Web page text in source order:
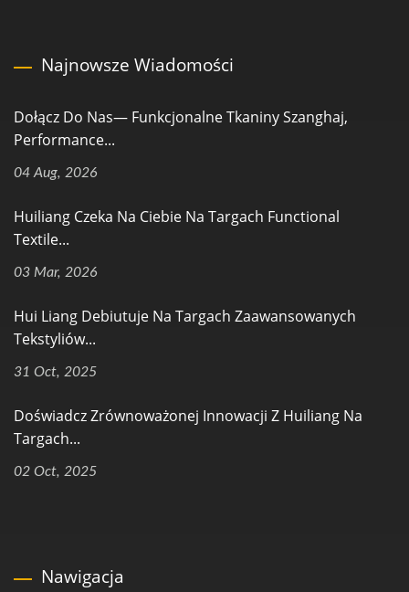
Najnowsze Wiadomości
Dołącz Do Nas— Funkcjonalne Tkaniny Szanghaj,
Performance...
04 Aug, 2026
Huiliang Czeka Na Ciebie Na Targach Functional
Textile...
03 Mar, 2026
Hui Liang Debiutuje Na Targach Zaawansowanych
Tekstyliów...
31 Oct, 2025
Doświadcz Zrównoważonej Innowacji Z Huiliang Na
Targach...
02 Oct, 2025
Nawigacja